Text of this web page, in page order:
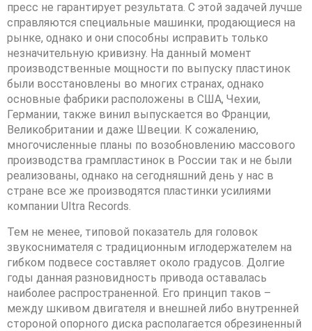
пресс не гарантирует результата. С этой задачей лучше
справляются специальные машинки, продающиеся на
рынке, однако и они способны исправить только
незначительную кривизну. На данный момент
производственные мощности по выпуску пластинок
были восстановлены во многих странах, однако
основные фабрики расположены в США, Чехии,
Германии, также винил выпускается во Франции,
Великобритании и даже Швеции. К сожалению,
многочисленные планы по возобновлению массового
производства грампластинок в России так и не были
реализованы, однако на сегодняшний день у нас в
стране все же производятся пластинки усилиями
компании Ultra Records.
Тем не менее, типовой показатель для головок
звукоснимателя с традиционным иглодержателем на
гибком подвесе составляет около градусов. Долгие
годы данная разновидность привода оставалась
наиболее распространенной. Его принцип таков –
между шкивом двигателя и внешней либо внутренней
стороной опорного диска располагается обрезиненный